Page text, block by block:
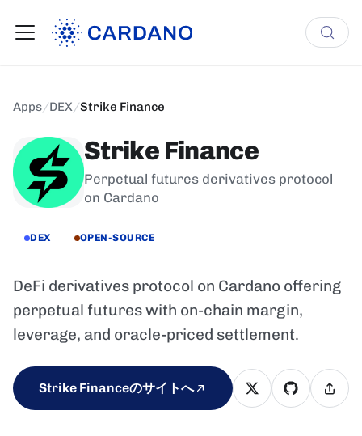
Apps/DEX/Strike Finance
Strike Finance
Perpetual futures derivatives protocol
on Cardano
DEX OPEN-SOURCE
DeFi derivatives protocol on Cardano offering
perpetual futures with on-chain margin,
leverage, and oracle-priced settlement.
Strike Financeのサイトへ